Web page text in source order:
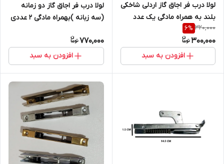
لولا درب فر اجاق گاز اردلی شاخکی
بلند به همراه مادگی یک عدد
320,000
6%
300,000
افزودن به سبد
لولا درب فر اجاق گاز دو زمانه
(سه زبانه )بهمراه مادگی 2 عددی
770,000
افزودن به سبد